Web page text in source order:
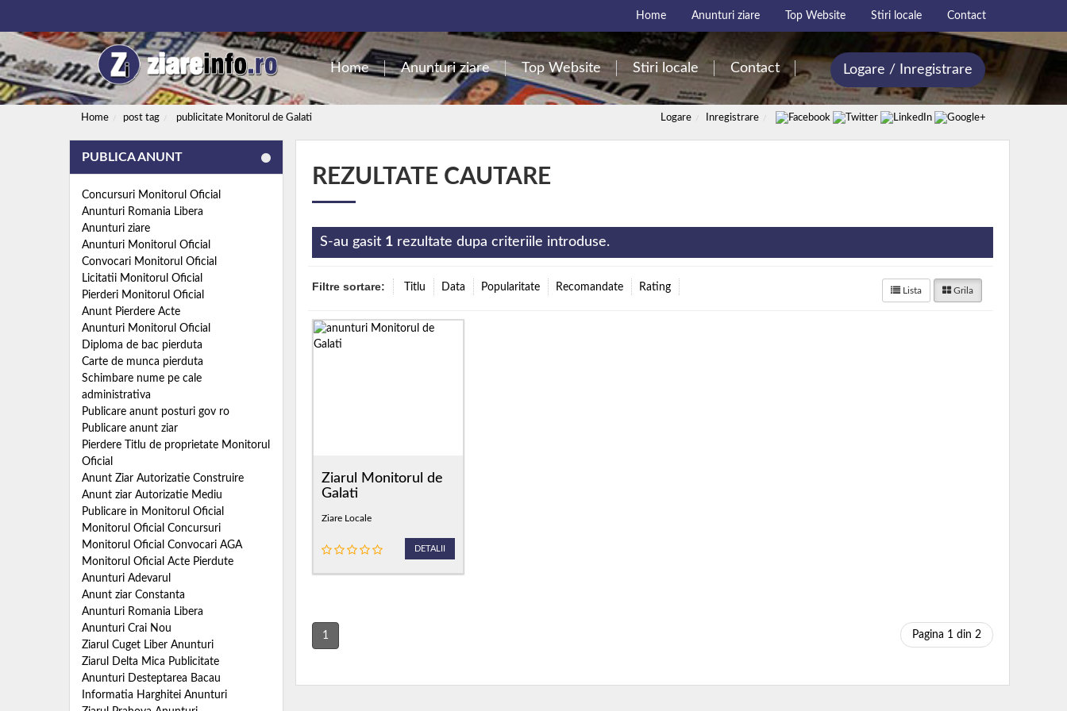
Home Anunturi ziare Top Website Stiri locale Contact
Home Anunturi ziare Top Website Stiri locale Contact Logare / Inregistrare
Home post tag publicitate Monitorul de Galati Logare Inregistrare
PUBLICA ANUNT
Concursuri Monitorul Oficial
Anunturi Romania Libera
Anunturi ziare
Anunturi Monitorul Oficial
Convocari Monitorul Oficial
Licitatii Monitorul Oficial
Pierderi Monitorul Oficial
Anunt Pierdere Acte
Anunturi Monitorul Oficial
Diploma de bac pierduta
Carte de munca pierduta
Schimbare nume pe cale
administrativa
Publicare anunt posturi gov ro
Publicare anunt ziar
Pierdere Titlu de proprietate Monitorul
Oficial
Anunt Ziar Autorizatie Construire
Anunt ziar Autorizatie Mediu
Publicare in Monitorul Oficial
Monitorul Oficial Concursuri
Monitorul Oficial Convocari AGA
Monitorul Oficial Acte Pierdute
Anunturi Adevarul
Anunt ziar Constanta
Anunturi Romania Libera
Anunturi Crai Nou
Ziarul Cuget Liber Anunturi
Ziarul Delta Mica Publicitate
Anunturi Desteptarea Bacau
Informatia Harghitei Anunturi
REZULTATE CAUTARE
S-au gasit 1 rezultate dupa criteriile introduse.
Filtre sortare: Titlu Data Popularitate Recomandate Rating Lista Grila
Ziarul Monitorul de
Galati
Ziare Locale
DETALII
1 Pagina 1 din 2